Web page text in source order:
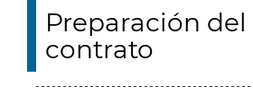
Preparación del
contrato